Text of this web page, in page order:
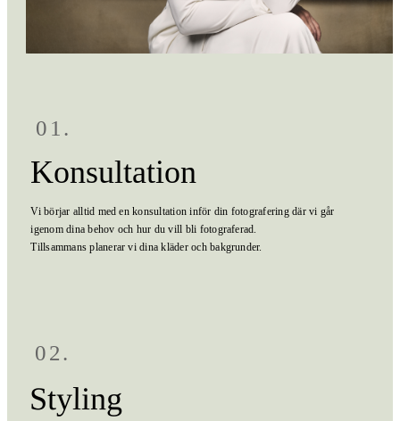
01.
Konsultation
Vi börjar alltid med en konsultation inför din fotografering där vi går
igenom dina behov och hur du vill bli fotograferad.
Tillsammans planerar vi dina kläder och bakgrunder.
02.
Styling